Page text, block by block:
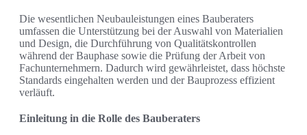
Die wesentlichen Neubauleistungen eines Bauberaters
umfassen die Unterstützung bei der Auswahl von Materialien
und Design, die Durchführung von Qualitätskontrollen
während der Bauphase sowie die Prüfung der Arbeit von
Fachunternehmern. Dadurch wird gewährleistet, dass höchste
Standards eingehalten werden und der Bauprozess effizient
verläuft.
Einleitung in die Rolle des Bauberaters